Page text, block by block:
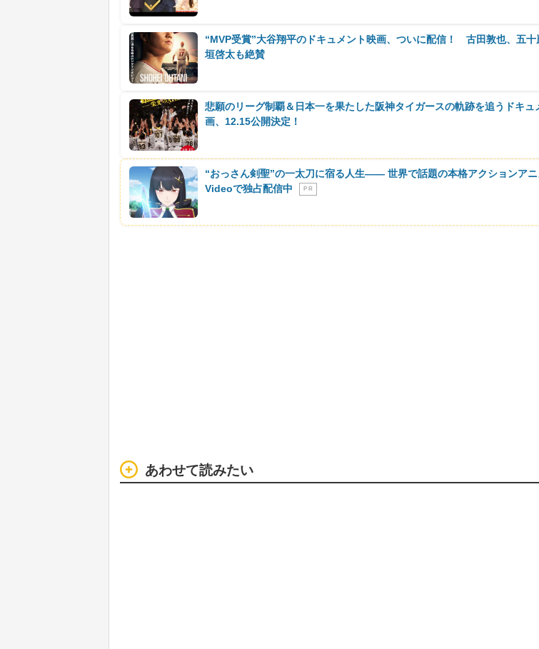
“MVP受賞”大谷翔平のドキュメント映画、ついに配信！ 古田敦也、五十
垣啓太も絶賛
悲願のリーグ制覇＆日本一を果たした阪神タイガースの軌跡を追うドキュ
画、12.15公開決定！
“おっさん剣聖”の一太刀に宿る人生―― 世界で話題の本格アクションア
Videoで独占配信中
P R
あわせて読みたい